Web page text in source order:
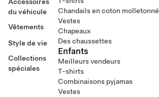
du véhicule
Vêtements
Style de vie
Collections
spéciales
Chandails en coton molletonné
Vestes
Chapeaux
Des chaussettes
Enfants
Meilleurs vendeurs
T-shirts
Combinaisons pyjamas
Vestes